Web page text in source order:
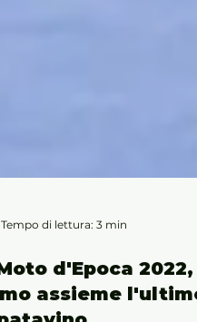
Tempo di lettura: 3 min